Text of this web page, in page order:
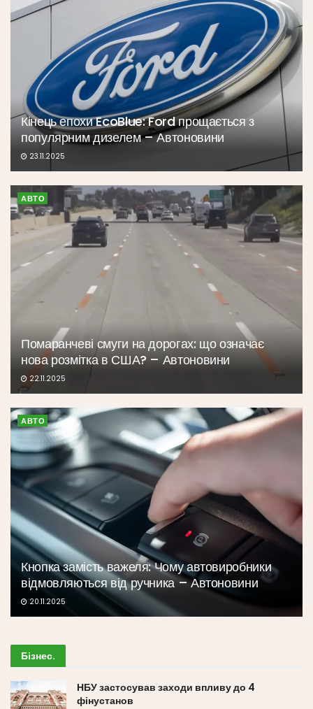
Кінець епохи EcoBlue: Ford прощається з
популярним дизелем – Автоновини
23.11.2025
АВТО
Помаранчеві смуги на дорогах: що означає
нова розмітка в США? – Автоновини
22.11.2025
АВТО
Кнопка замість важеля: Чому автовиробники
відмовляються від ручника – Автоновини
20.11.2025
Бізнес.
НБУ застосував заходи впливу до 4
фінустанов